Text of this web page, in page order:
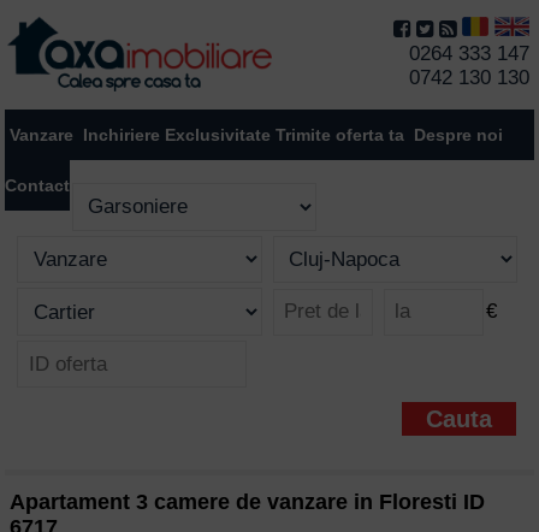
0264 333 147
0742 130 130
Vanzare Inchiriere Exclusivitate Trimite oferta ta Despre noi
Contact
€
Apartament 3 camere de vanzare in Floresti ID
6717